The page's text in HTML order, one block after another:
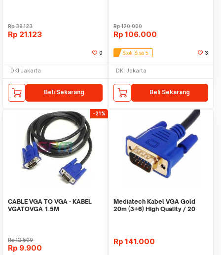
Rp39.123
Rp 21.123
0
DKI Jakarta
Beli Sekarang
Rp120.000
Rp 106.000
Stok Sisa 5 3
DKI Jakarta
Beli Sekarang
-21%
CABLE VGA TO VGA - KABEL
VGATOVGA 1.5M
Rp12.500
Rp 9.900
Mediatech Kabel VGA Gold
20m (3+6) High Quality / 20
Rp 141.000